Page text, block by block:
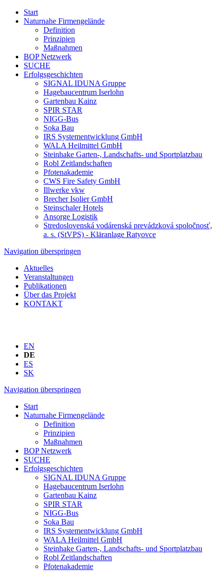
Start
Naturnahe Firmengelände
Definition
Prinzipien
Maßnahmen
BOP Netzwerk
SUCHE
Erfolgsgeschichten
SIGNAL IDUNA Gruppe
Hagebaucentrum Iserlohn
Gartenbau Kainz
SPIR STAR
NIGG-Bus
Soka Bau
IRS Systementwicklung GmbH
WALA Heilmittel GmbH
Steinhake Garten-, Landschafts- und Sportplatzbau
Robl Zeitlandschaften
Pfotenakademie
CWS Fire Safety GmbH
Illwerke vkw
Brecher Isolier GmbH
Steinschaler Hotels
Ansorge Logistik
Stredoslovenská vodárenská prevádzková spoločnosť,
a. s. (StVPS) - Kläranlage Ratyovce
Navigation überspringen
Aktuelles
Veranstaltungen
Publikationen
Über das Projekt
KONTAKT
EN
DE
ES
SK
Navigation überspringen
Start
Naturnahe Firmengelände
Definition
Prinzipien
Maßnahmen
BOP Netzwerk
SUCHE
Erfolgsgeschichten
SIGNAL IDUNA Gruppe
Hagebaucentrum Iserlohn
Gartenbau Kainz
SPIR STAR
NIGG-Bus
Soka Bau
IRS Systementwicklung GmbH
WALA Heilmittel GmbH
Steinhake Garten-, Landschafts- und Sportplatzbau
Robl Zeitlandschaften
Pfotenakademie